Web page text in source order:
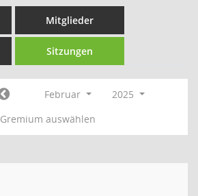
Mitglieder
Sitzungen
Februar
2025
Gremium auswählen